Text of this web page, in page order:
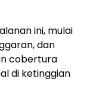
ini, mulai
dan
cobertura
di ketinggian